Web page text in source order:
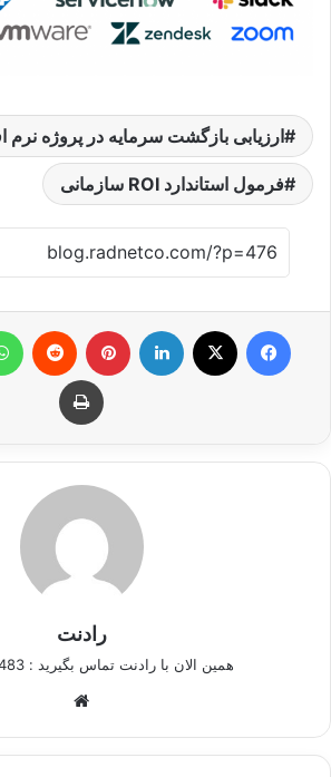
ارزیابی بازگشت سرمایه در پروژه نرم
فرمول استاندارد ROI سازمانی
فیس بوک لینکدین ‫پین‌ترست
چاپ
رادنت
همین الان با رادنت تماس بگیرید : 02122309483